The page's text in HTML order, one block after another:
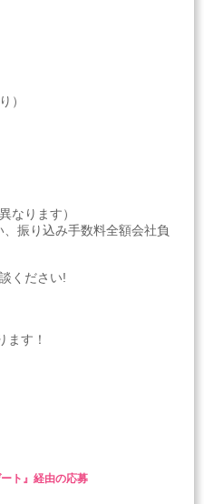
）
なります）
振り込み手数料全額会社負
ください!
す！
ート』経由の応募